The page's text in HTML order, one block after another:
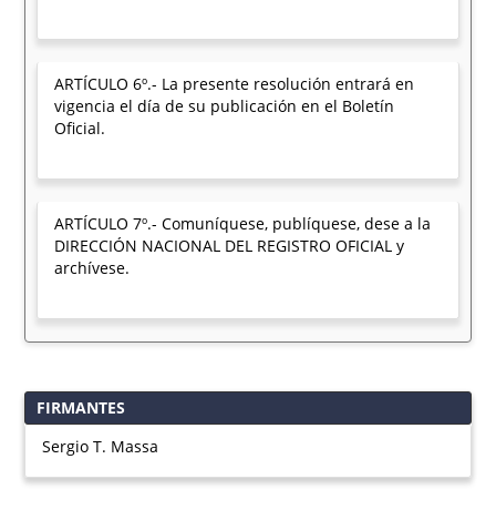
ARTÍCULO 6º.- La presente resolución entrará en
vigencia el día de su publicación en el Boletín
Oficial.
ARTÍCULO 7º.- Comuníquese, publíquese, dese a la
DIRECCIÓN NACIONAL DEL REGISTRO OFICIAL y
archívese.
FIRMANTES
Sergio T. Massa